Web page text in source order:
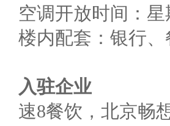
空调开放时间：星
楼内配套：银行
入驻企业
速8餐饮，北京畅